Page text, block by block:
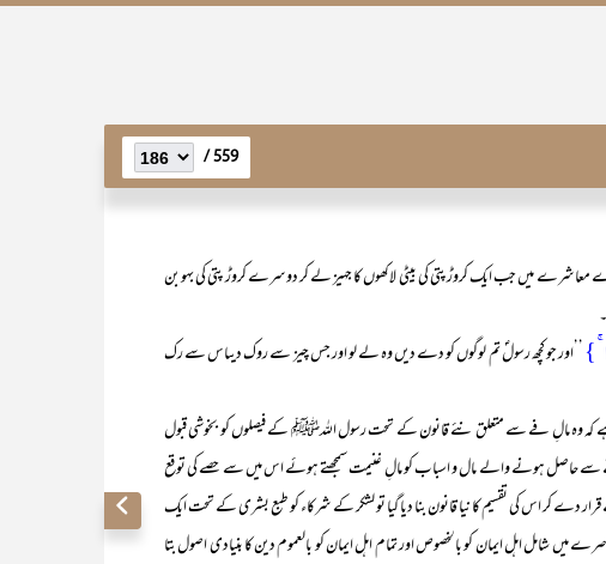
559 /
معاشرے میں جب ایک کروڑ پتی کی بیٹی لاکھوں کا جہیز لے کر دوسرے کروڑ پتی کی بہو بن
} ’’اور جو کچھ رسولؐ تم لوگوں کو دے دیں وہ لے لو اور جس چیز سے روک دیںاس سے رک
وہ مالِ فے سے متعلق نئے قانون کے تحت رسول اللہﷺ کے فیصلوں کو بخوشی قبول
سے حاصل ہونے والے مال و اسباب کو مالِ غنیمت سمجھتے ہوئے اس میں سے حصے کی توقع
کر اس کی تقسیم کا نیا قانون بنا دیا گیا تو لشکر کے شرکاء کو طبع بشری کے تحت ایک
میں شامل اہل ایمان کو بالخصوص اور تمام اہل ایمان کو بالعموم دین کا بنیادی اصول بتا